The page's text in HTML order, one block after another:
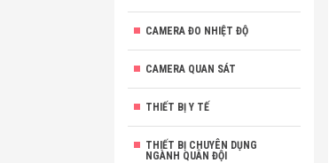
CAMERA ĐO NHIỆT ĐỘ
CAMERA QUAN SÁT
THIẾT BỊ Y TẾ
THIẾT BỊ CHUYÊN DỤNG
NGÀNH QUÂN ĐỘI